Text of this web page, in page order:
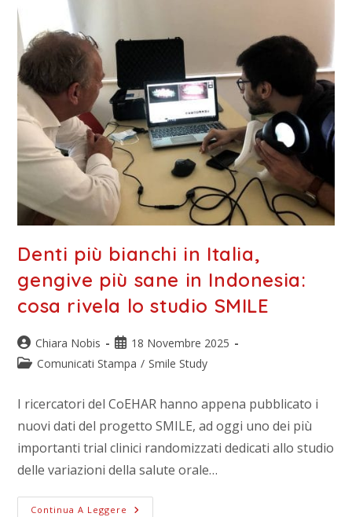
Denti più bianchi in Italia,
gengive più sane in Indonesia:
cosa rivela lo studio SMILE
Chiara Nobis
18 Novembre 2025
Comunicati Stampa / Smile Study
I ricercatori del CoEHAR hanno appena pubblicato i
nuovi dati del progetto SMILE, ad oggi uno dei più
importanti trial clinici randomizzati dedicati allo studio
delle variazioni della salute orale…
Continua A Leggere